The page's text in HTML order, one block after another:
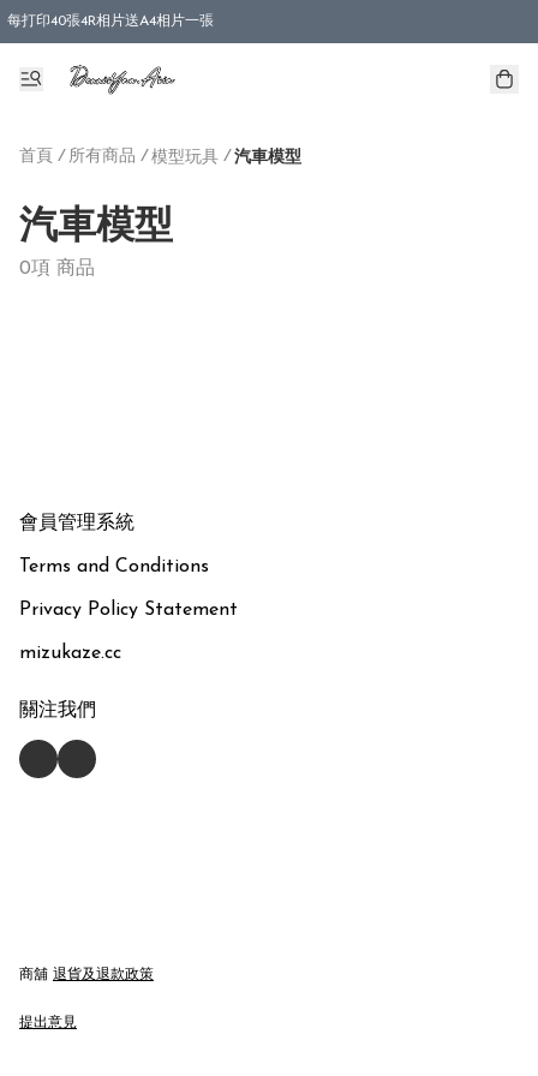
每打印40張4R相片送A4相片一張
首頁 / 所有商品 / 模型玩具 / 汽車模型
汽車模型
0項 商品
會員管理系統
Terms and Conditions
Privacy Policy Statement
mizukaze.cc
關注我們
商舖 退貨及退款政策
提出意見